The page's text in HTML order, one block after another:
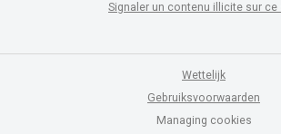
Signaler un contenu illicite sur ce
Wettelijk
Gebruiksvoorwaarden
Managing cookies